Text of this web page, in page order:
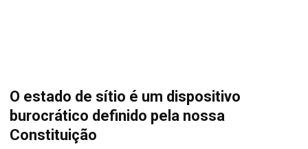
O estado de sítio é um dispositivo
burocrático definido pela nossa
Constituição